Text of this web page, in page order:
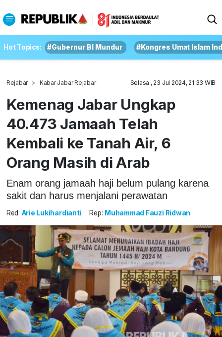
Hot Topics: #Gubernur BI Mundur #Kongres Umat Islam
Rejabar Kabar Jabar Rejabar Selasa , 23 Jul 2024, 21:33 WIB
Kemenag Jabar Ungkap
40.473 Jamaah Telah
Kembali ke Tanah Air, 6
Orang Masih di Arab
Enam orang jamaah haji belum pulang karena
sakit dan harus menjalani perawatan
Red: Arie Lukihardianti Rep: Muhammad Fauzi Ridwan